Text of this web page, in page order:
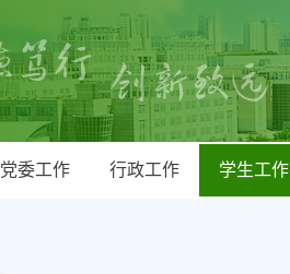
党委工作 行政工作 学生工作